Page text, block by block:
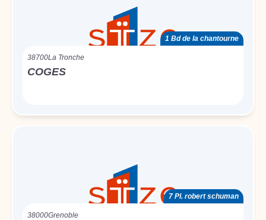
1 Bd de la chantourne
38700La Tronche
COGES
7 Pl. robert schuman
38000Grenoble